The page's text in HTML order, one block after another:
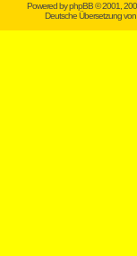
Powered byphpBB© 2001,
Deutsche Übersetzung von